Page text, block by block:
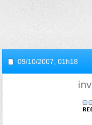
09/10/2007, 01h18